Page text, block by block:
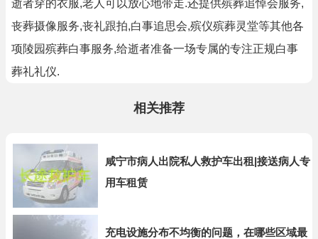
逝者穿的衣服,老人可以放心地带走.还提供殡葬追悼会服务,
丧葬摄像服务,丧礼跟拍,白事追思会,殡仪殡葬灵堂等其他各
项陵园殡葬白事服务,给逝者准备一场专属的专注正规白事
葬礼礼仪.
相关推荐
咸宁市病人出院私人救护车出租|接送病人专
用车租赁
充电设施分布不均衡的问题，在哪些区域最